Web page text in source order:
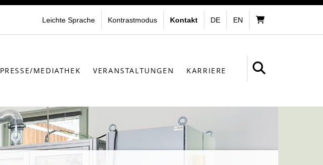
Leichte Sprache Kontrastmodus Kontakt DE EN
PRESSE/MEDIATHEK VERANSTALTUNGEN KARRIERE